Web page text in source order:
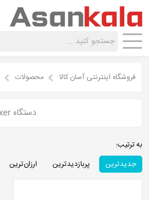
فروشگاه اینترنتی آسان کالا محصولات
دستگاه Mixer
به ترتیب:
جدید ترین
پربازدید ترین ارزان ترین